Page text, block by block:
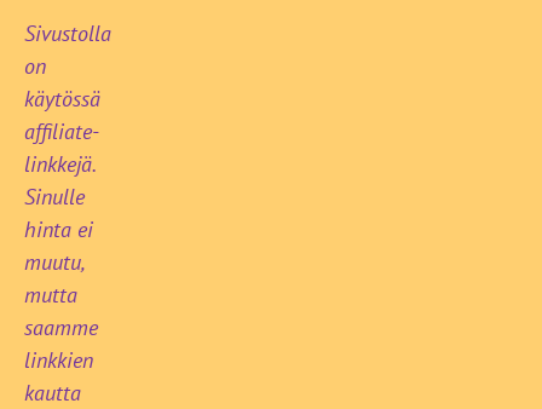
Sivustolla
on
käytössä
affiliate-
linkkejä.
Sinulle
hinta ei
muutu,
mutta
saamme
linkkien
kautta